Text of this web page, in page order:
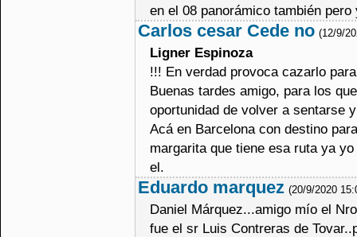
en el 08 panorámico también
Carlos cesar Cede no (12/9/
Ligner Espinoza
!!! En verdad provoca cazarlo
Buenas tardes amigo, para los
oportunidad de volver a sentarse
Acá en Barcelona con destino
margarita que tiene esa ruta ya
el.
Eduardo marquez (20/9/2020
Daniel Márquez...amigo mío el
fue el sr Luis Contreras de